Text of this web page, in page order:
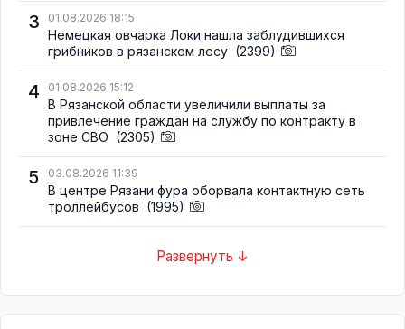
3 01.08.2026 18:15
Немецкая овчарка Локи нашла заблудившихся
грибников в рязанском лесу (2399)
4 01.08.2026 15:12
В Рязанской области увеличили выплаты за
привлечение граждан на службу по контракту в
зоне СВО (2305)
5 03.08.2026 11:39
В центре Рязани фура оборвала контактную сеть
троллейбусов (1995)
Развернуть ↓